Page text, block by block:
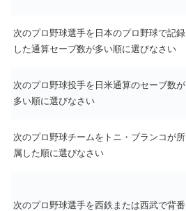
次のプロ野球選手を日本のプロ野球で記録
した通算セーブ数が多い順に選びなさい
次のプロ野球投手を日米通算のセーブ数が
多い順に選びなさい
次のプロ野球チームをトニ・ブランコが所
属した順に選びなさい
次のプロ野球選手を西鉄または西武で背番